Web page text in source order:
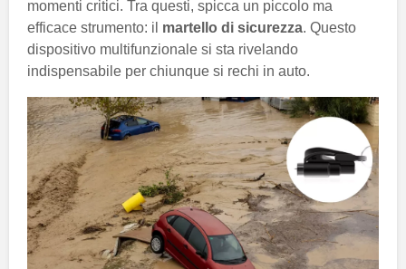
momenti critici. Tra questi, spicca un piccolo ma
efficace strumento: il martello di sicurezza. Questo
dispositivo multifunzionale si sta rivelando
indispensabile per chiunque si rechi in auto.